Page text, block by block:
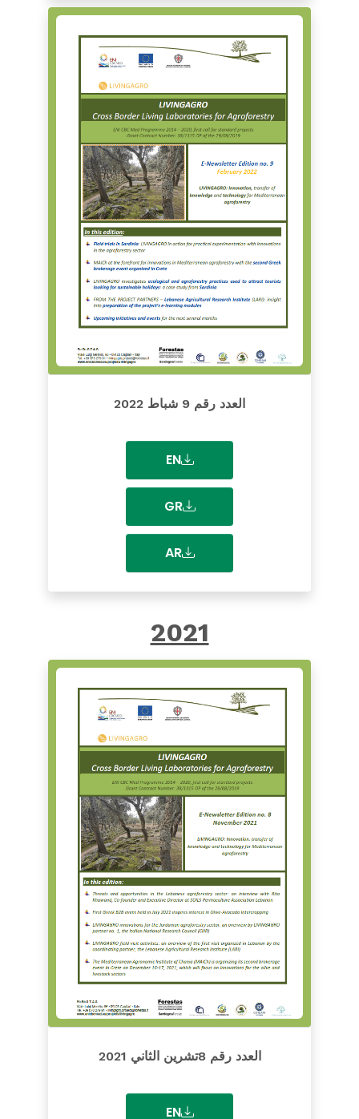
العدد رقم 9 شباط 2022
EN
GR
AR
2021
العدد رقم 8تشرين الثاني 2021
EN